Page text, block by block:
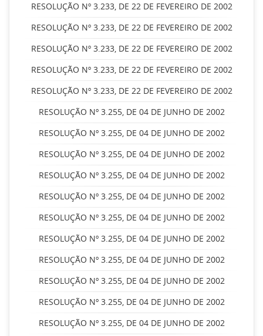
RESOLUÇÃO Nº 3.233, DE 22 DE FEVEREIRO DE 2002
RESOLUÇÃO Nº 3.233, DE 22 DE FEVEREIRO DE 2002
RESOLUÇÃO Nº 3.233, DE 22 DE FEVEREIRO DE 2002
RESOLUÇÃO Nº 3.233, DE 22 DE FEVEREIRO DE 2002
RESOLUÇÃO Nº 3.233, DE 22 DE FEVEREIRO DE 2002
RESOLUÇÃO Nº 3.255, DE 04 DE JUNHO DE 2002
RESOLUÇÃO Nº 3.255, DE 04 DE JUNHO DE 2002
RESOLUÇÃO Nº 3.255, DE 04 DE JUNHO DE 2002
RESOLUÇÃO Nº 3.255, DE 04 DE JUNHO DE 2002
RESOLUÇÃO Nº 3.255, DE 04 DE JUNHO DE 2002
RESOLUÇÃO Nº 3.255, DE 04 DE JUNHO DE 2002
RESOLUÇÃO Nº 3.255, DE 04 DE JUNHO DE 2002
RESOLUÇÃO Nº 3.255, DE 04 DE JUNHO DE 2002
RESOLUÇÃO Nº 3.255, DE 04 DE JUNHO DE 2002
RESOLUÇÃO Nº 3.255, DE 04 DE JUNHO DE 2002
RESOLUÇÃO Nº 3.255, DE 04 DE JUNHO DE 2002